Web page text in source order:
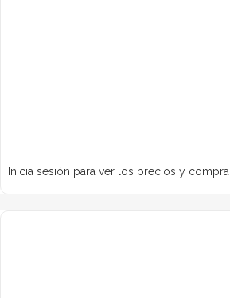
Inicia sesión para ver los precios y